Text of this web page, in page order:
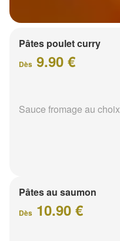
Pâtes poulet curry
Dès 9.90 €
Sauce fromage au choix
Pâtes au saumon
Dès 10.90 €